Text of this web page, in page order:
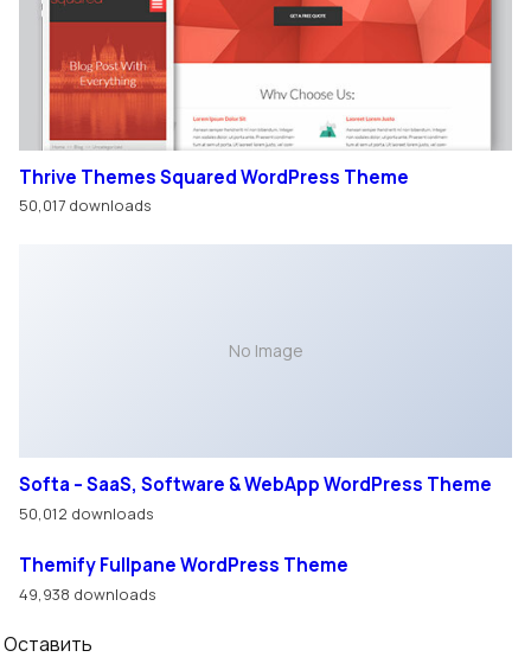
Thrive Themes Squared WordPress Theme
50,017 downloads
No Image
Softa – SaaS, Software & WebApp WordPress Theme
50,012 downloads
Themify Fullpane WordPress Theme
49,938 downloads
Оставить